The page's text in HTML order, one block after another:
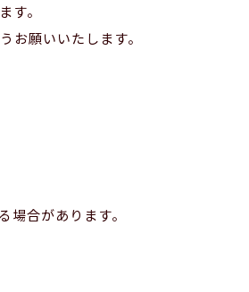
す。
お願いいたします。
合があります。